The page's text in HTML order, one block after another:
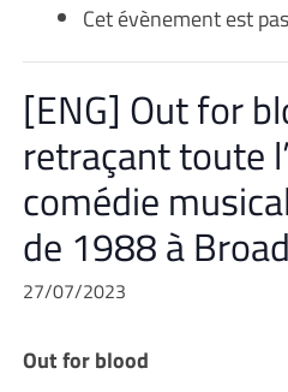
Cet évènement est
[ENG] Out for
retraçant toute
comédie
de 1988 à
27/07/2023
Out for blood